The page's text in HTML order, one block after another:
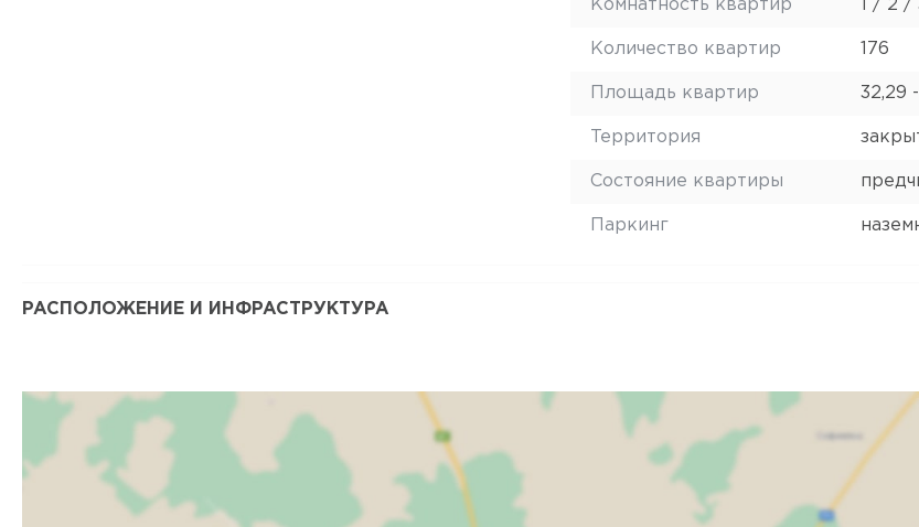
Комнатность квартир 1 / 2 /
Количество квартир 176
Площадь квартир 32,29
Территория
Состояние квартиры
Паркинг
РАСПОЛОЖЕНИЕ И ИНФРАСТРУКТУРА